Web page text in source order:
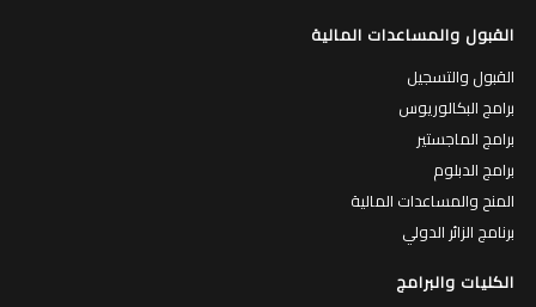
القبول والمساعدات المالية
القبول والتسجيل
برامج البكالوريوس
برامج الماجستير
برامج الدبلوم
المنح والمساعدات المالية
برنامج الزائر الدولي
الكليات والبرامج